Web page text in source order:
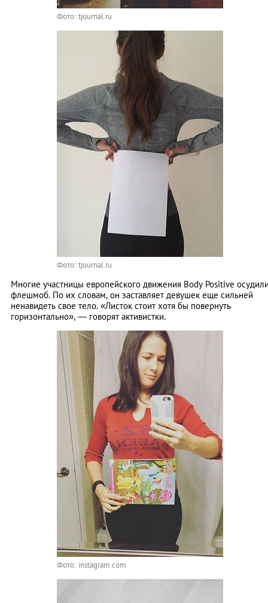
Фото: tjournal.ru
Фото: tjournal.ru
Многие участницы европейского движения Body Positive
флешмоб. По их словам, он заставляет девушек еще сильней
ненавидеть свое тело. «Листок стоит хотя бы повернуть
горизонтально», — говорят активистки.
Фото: instagram.com